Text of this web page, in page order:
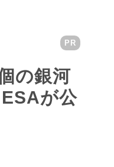
PR
の銀河
が公